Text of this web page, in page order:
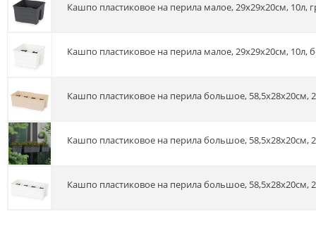
Кашпо пластиковое на перила малое, 29х29х20см, 10л,
Кашпо пластиковое на перила малое, 29х29х20см, 10л,
Кашпо пластиковое на перила большое, 58,5х28х20см,
Кашпо пластиковое на перила большое, 58,5х28х20см,
Кашпо пластиковое на перила большое, 58,5х28х20см,